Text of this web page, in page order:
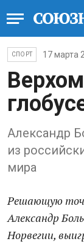
СПОРТ 17 марта
Александр
из
мира
Решающую
Александр
Норвегии,